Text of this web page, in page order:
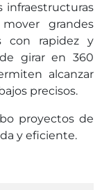
infraestructuras
grandes
con rapidez y
girar en 360
alcanzar
precisos.
proyectos de
y eficiente.